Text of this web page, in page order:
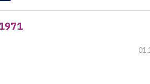
ήταν 20:00, αλλά ήδη μισή ώρα
το κουδούνι και θα έμεναν έξω